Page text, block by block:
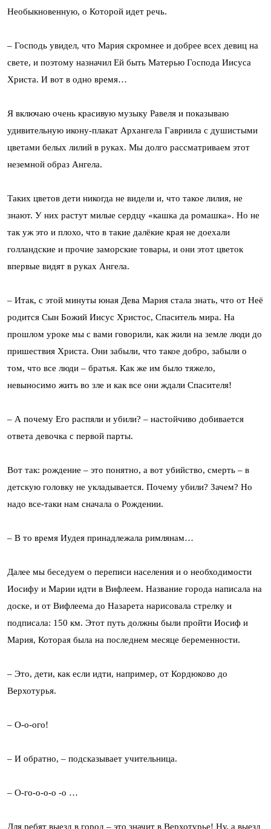
Необыкновенную, о Которой идет речь.
– Господь увидел, что Мария скромнее и добрее всех девиц на
свете, и поэтому назначил Ей быть Матерью Господа Иисуса
Христа. И вот в одно время…
Я включаю очень красивую музыку Равеля и показываю
удивительную икону-плакат Архангела Гавриила с душистыми
цветами белых лилий в руках. Мы долго рассматриваем этот
неземной образ Ангела.
Таких цветов дети никогда не видели и, что такое лилия, не
знают. У них растут милые сердцу «кашка да ромашка». Но не
так уж это и плохо, что в такие далёкие края не доехали
голландские и прочие заморские товары, и они этот цветок
впервые видят в руках Ангела.
– Итак, с этой минуты юная Дева Мария стала знать, что от Неё
родится Сын Божий Иисус Христос, Спаситель мира. На
прошлом уроке мы с вами говорили, как жили на земле люди до
пришествия Христа. Они забыли, что такое добро, забыли о
том, что все люди – братья. Как же им было тяжело,
невыносимо жить во зле и как все они ждали Спасителя!
– А почему Его распяли и убили? – настойчиво добивается
ответа девочка с первой парты.
Вот так: рождение – это понятно, а вот убийство, смерть – в
детскую головку не укладывается. Почему убили? Зачем? Но
надо все-таки нам сначала о Рождении.
– В то время Иудея принадлежала римлянам…
Далее мы беседуем о переписи населения и о необходимости
Иосифу и Марии идти в Вифлеем. Название города написала на
доске, и от Вифлеема до Назарета нарисовала стрелку и
подписала: 150 км. Этот путь должны были пройти Иосиф и
Мария, Которая была на последнем месяце беременности.
– Это, дети, как если идти, например, от Кордюково до
Верхотурья.
– О-о-ого!
– И обратно, – подсказывает учительница.
– О-го-о-о-о -о …
Для ребят выезд в город – это значит в Верхотурье! Ну, а выезд